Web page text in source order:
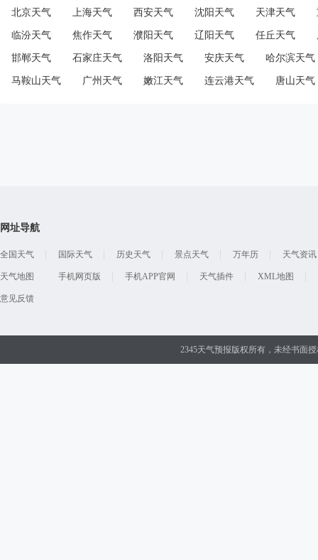
北京天气 上海天气 西安天气 沈阳天气 天津天气
临汾天气 焦作天气 濮阳天气 辽阳天气 任丘天气
邯郸天气 石家庄天气 洛阳天气 安庆天气 哈尔滨天气
马鞍山天气 广州天气 嫩江天气 连云港天气 唐山天气
网址导航
全国天气 国际天气 历史天气 景点天气 万年历 天气资讯
天气地图 手机网页版 手机APP官网 天气插件 XML地图
意见反馈
2345天气预报版权所有，未经书面